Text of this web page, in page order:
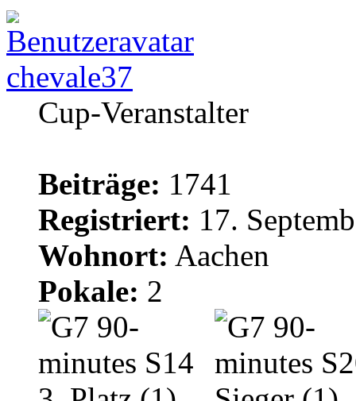
chevale37
Cup-Veranstalter
Beiträge: 1741
Registriert: 17.
Wohnort: Aachen
Pokale: 2